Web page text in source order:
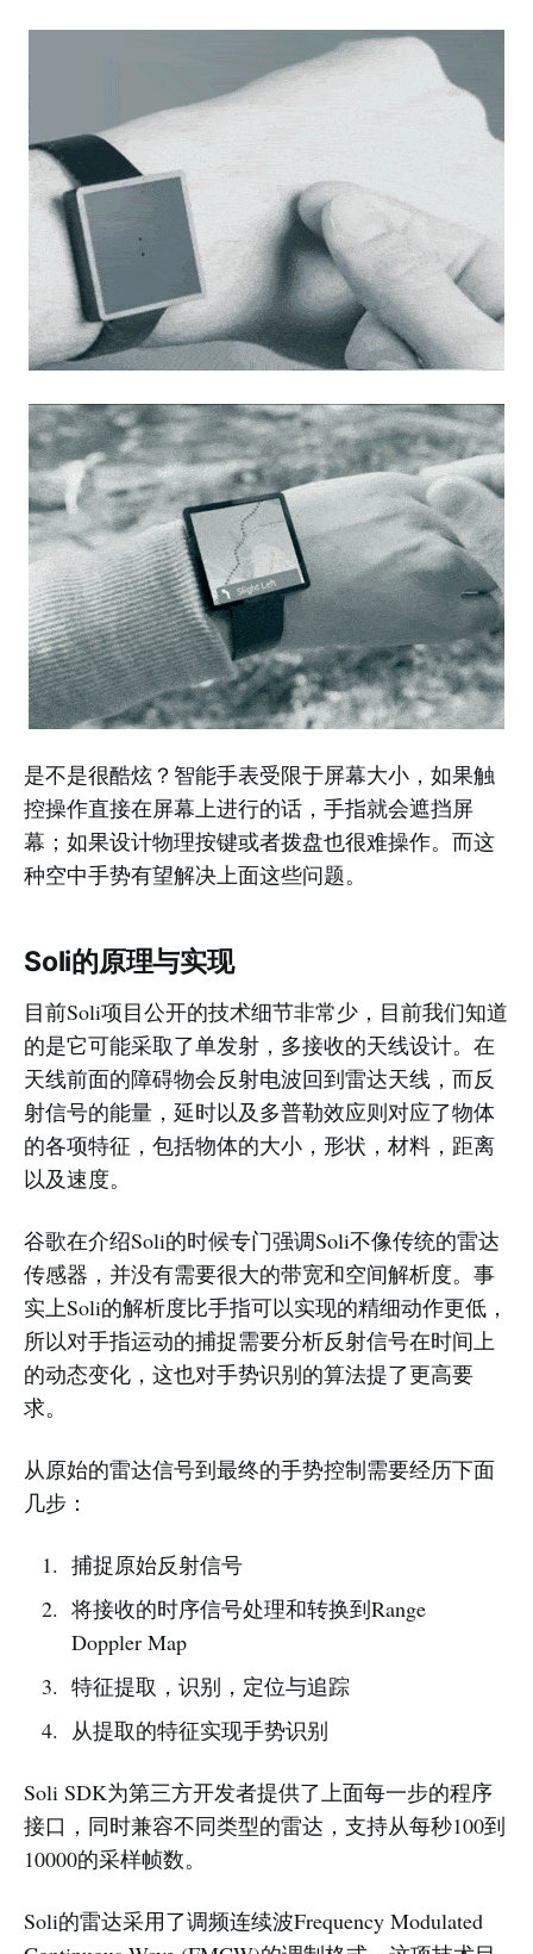
是不是很酷炫？智能手表受限于屏幕大小，如果触
控操作直接在屏幕上进行的话，手指就会遮挡屏
幕；如果设计物理按键或者拨盘也很难操作。而这
种空中手势有望解决上面这些问题。
Soli的原理与实现
目前Soli项目公开的技术细节非常少，目前我们知道
的是它可能采取了单发射，多接收的天线设计。在
天线前面的障碍物会反射电波回到雷达天线，而反
射信号的能量，延时以及多普勒效应则对应了物体
的各项特征，包括物体的大小，形状，材料，距离
以及速度。
谷歌在介绍Soli的时候专门强调Soli不像传统的雷达
传感器，并没有需要很大的带宽和空间解析度。事
实上Soli的解析度比手指可以实现的精细动作更低，
所以对手指运动的捕捉需要分析反射信号在时间上
的动态变化，这也对手势识别的算法提了更高要
求。
从原始的雷达信号到最终的手势控制需要经历下面
几步：
捕捉原始反射信号
将接收的时序信号处理和转换到Range
Doppler Map
特征提取，识别，定位与追踪
从提取的特征实现手势识别
Soli SDK为第三方开发者提供了上面每一步的程序
接口，同时兼容不同类型的雷达，支持从每秒100到
10000的采样帧数。
Soli的雷达采用了调频连续波Frequency Modulated